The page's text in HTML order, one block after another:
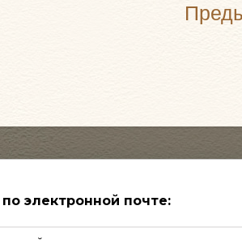
электронной почте: